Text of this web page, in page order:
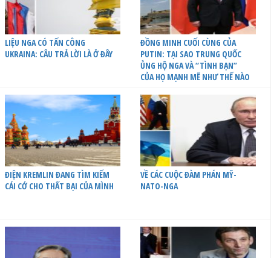
LIỆU NGA CÓ TẤN CÔNG
UKRAINA: CÂU TRẢ LỜI LÀ Ở ĐÂY
ĐỒNG MINH CUỐI CÙNG CỦA
PUTIN: TẠI SAO TRUNG QUỐC
ỦNG HỘ NGA VÀ “TÌNH BẠN”
CỦA HỌ MẠNH MẼ NHƯ THẾ NÀO
ĐIỆN KREMLIN ĐANG TÌM KIẾM
CÁI CỚ CHO THẤT BẠI CỦA MÌNH
VỀ CÁC CUỘC ĐÀM PHÁN MỸ-
NATO-NGA